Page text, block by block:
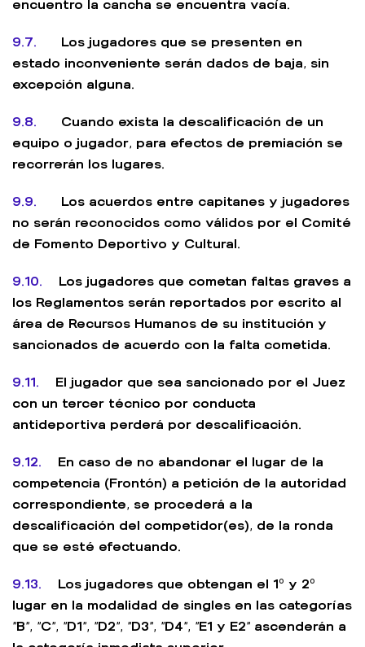
encuentro la cancha se encuentra vacía.
9.7. Los jugadores que se presenten en
estado inconveniente serán dados de baja, sin
excepción alguna.
9.8. Cuando exista la descalificación de un
equipo o jugador, para efectos de premiación se
recorrerán los lugares.
9.9. Los acuerdos entre capitanes y jugadores
no serán reconocidos como válidos por el Comité
de Fomento Deportivo y Cultural.
9.10. Los jugadores que cometan faltas graves a
los Reglamentos serán reportados por escrito al
área de Recursos Humanos de su institución y
sancionados de acuerdo con la falta cometida.
9.11. El jugador que sea sancionado por el Juez
con un tercer técnico por conducta
antideportiva perderá por descalificación.
9.12. En caso de no abandonar el lugar de la
competencia (Frontón) a petición de la autoridad
correspondiente, se procederá a la
descalificación del competidor(es), de la ronda
que se esté efectuando.
9.13. Los jugadores que obtengan el 1º y 2º
lugar en la modalidad de singles en las categorías
“B”, “C”, “D1”, “D2”, “D3”, “D4”, “E1 y E2” ascenderán a